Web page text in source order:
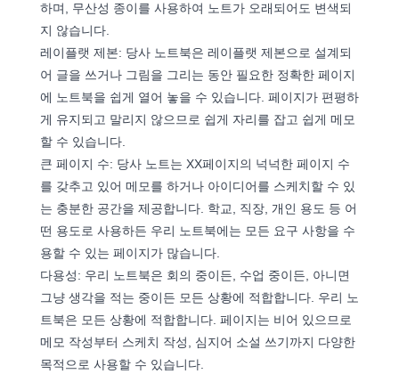
하며, 무산성 종이를 사용하여 노트가 오래되어도 변색되
지 않습니다.
레이플랫 제본: 당사 노트북은 레이플랫 제본으로 설계되
어 글을 쓰거나 그림을 그리는 동안 필요한 정확한 페이지
에 노트북을 쉽게 열어 놓을 수 있습니다. 페이지가 편평하
게 유지되고 말리지 않으므로 쉽게 자리를 잡고 쉽게 메모
할 수 있습니다.
큰 페이지 수: 당사 노트는 XX페이지의 넉넉한 페이지 수
를 갖추고 있어 메모를 하거나 아이디어를 스케치할 수 있
는 충분한 공간을 제공합니다. 학교, 직장, 개인 용도 등 어
떤 용도로 사용하든 우리 노트북에는 모든 요구 사항을 수
용할 수 있는 페이지가 많습니다.
다용성: 우리 노트북은 회의 중이든, 수업 중이든, 아니면
그냥 생각을 적는 중이든 모든 상황에 적합합니다. 우리 노
트북은 모든 상황에 적합합니다. 페이지는 비어 있으므로
메모 작성부터 스케치 작성, 심지어 소설 쓰기까지 다양한
목적으로 사용할 수 있습니다.